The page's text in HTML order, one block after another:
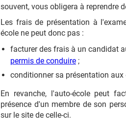
souvent, vous obligera à reprendre
Les frais de présentation à
école ne peut donc pas :
facturer des frais à un candidat
permis de conduire ;
conditionner sa présentation
En revanche, l'auto-école peut
présence d'un membre de son
sur le site de celle-ci.